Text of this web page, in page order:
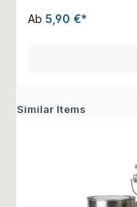
Ab 5,90 €*
Similar Items